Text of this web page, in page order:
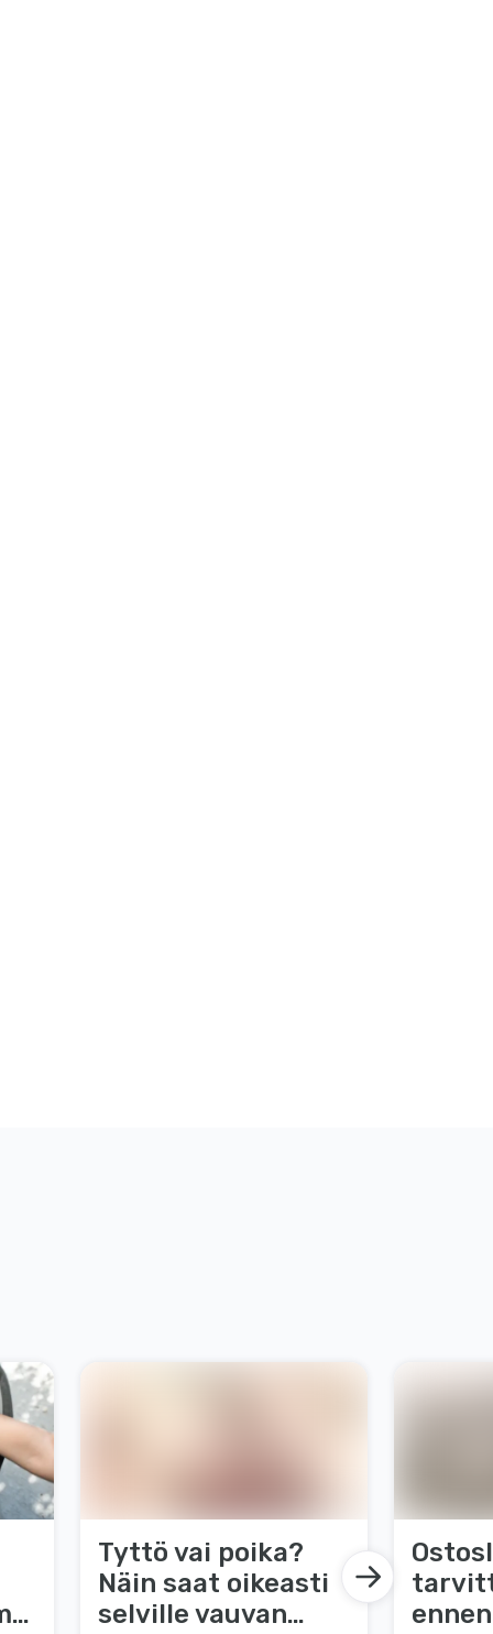
Tyttö vai poika?
Näin saat oikeasti
selville vauvan